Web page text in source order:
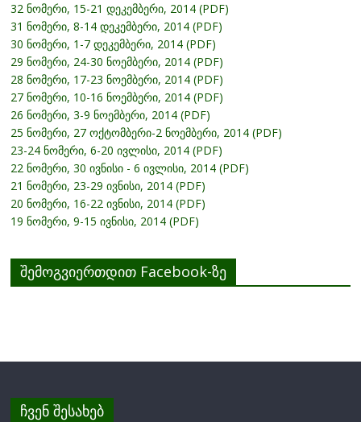
32 ნომერი, 15-21 დეკემბერი, 2014 (PDF)
31 ნომერი, 8-14 დეკემბერი, 2014 (PDF)
30 ნომერი, 1-7 დეკემბერი, 2014 (PDF)
29 ნომერი, 24-30 ნოემბერი, 2014 (PDF)
28 ნომერი, 17-23 ნოემბერი, 2014 (PDF)
27 ნომერი, 10-16 ნოემბერი, 2014 (PDF)
26 ნომერი, 3-9 ნოემბერი, 2014 (PDF)
25 ნომერი, 27 ოქტომბერი-2 ნოემბერი, 2014 (PDF)
23-24 ნომერი, 6-20 ივლისი, 2014 (PDF)
22 ნომერი, 30 ივნისი - 6 ივლისი, 2014 (PDF)
21 ნომერი, 23-29 ივნისი, 2014 (PDF)
20 ნომერი, 16-22 ივნისი, 2014 (PDF)
19 ნომერი, 9-15 ივნისი, 2014 (PDF)
შემოგვიერთდით Facebook-ზე
ჩვენ შესახებ